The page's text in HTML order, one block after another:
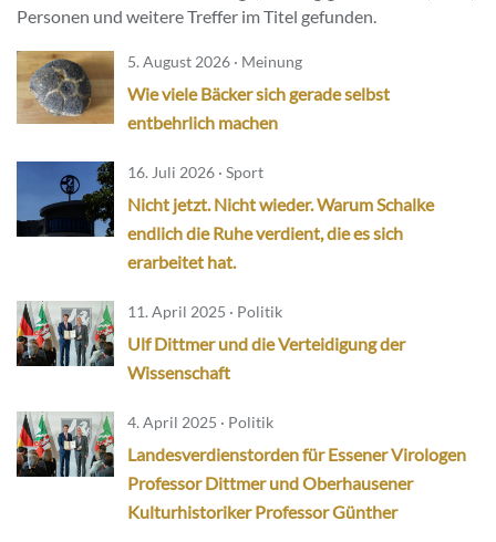
Personen und weitere Treffer im Titel gefunden.
5. August 2026 · Meinung
Wie viele Bäcker sich gerade selbst
entbehrlich machen
16. Juli 2026 · Sport
Nicht jetzt. Nicht wieder. Warum Schalke
endlich die Ruhe verdient, die es sich
erarbeitet hat.
11. April 2025 · Politik
Ulf Dittmer und die Verteidigung der
Wissenschaft
4. April 2025 · Politik
Landesverdienstorden für Essener Virologen
Professor Dittmer und Oberhausener
Kulturhistoriker Professor Günther